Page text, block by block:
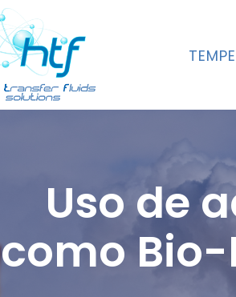
Uso de
como